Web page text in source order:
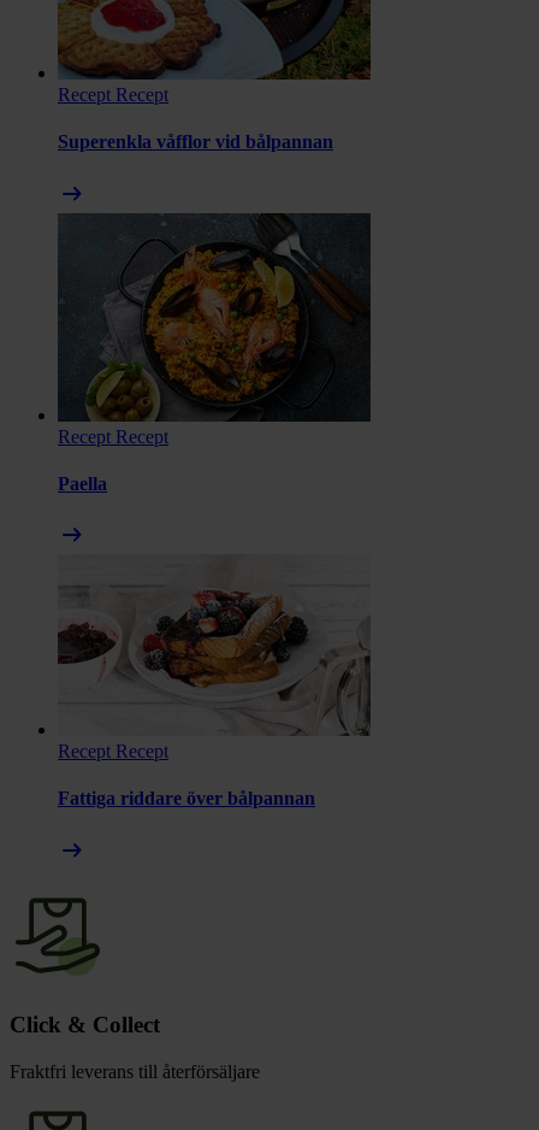
Recept Recept
Superenkla våfflor vid bålpannan
arrow_right_alt
Recept Recept
Paella
arrow_right_alt
Recept Recept
Fattiga riddare över bålpannan
arrow_right_alt
Click & Collect
Fraktfri leverans till återförsäljare